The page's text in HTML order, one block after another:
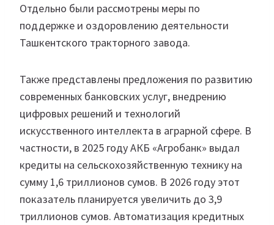
Отдельно были рассмотрены меры по
поддержке и оздоровлению деятельности
Ташкентского тракторного завода.
Также представлены предложения по развитию
современных банковских услуг, внедрению
цифровых решений и технологий
искусственного интеллекта в аграрной сфере. В
частности, в 2025 году АКБ «Агробанк» выдал
кредиты на сельскохозяйственную технику на
сумму 1,6 триллионов сумов. В 2026 году этот
показатель планируется увеличить до 3,9
триллионов сумов. Автоматизация кредитных